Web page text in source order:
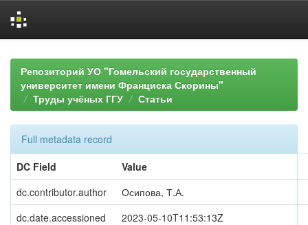
navigationРепозиторий УО "Гомельский государственный
университет имени Франциска Скорины"
Труды учёных ГГУ
Статьи
Full metadata record
DC Field
Value
dc.contributor.author
Осипова, Т.А.
dc.date.accessioned
2023-05-10T11:53:13Z